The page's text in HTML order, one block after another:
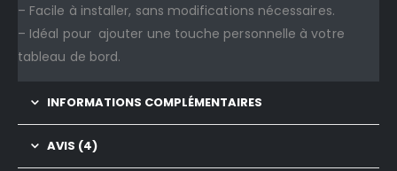
– Facile à installer, sans modifications nécessaires.
– Idéal pour ajouter une touche personnelle à votre
tableau de bord.
INFORMATIONS COMPLÉMENTAIRES
AVIS (4)